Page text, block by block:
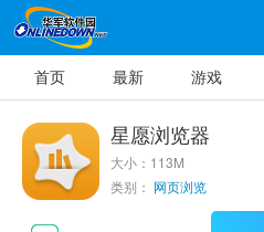
首页 最新 游戏
星愿浏览器
大小：113M
类别： 网页浏览